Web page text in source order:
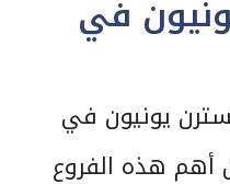
في
يونيون في
أهم هذه الفروع